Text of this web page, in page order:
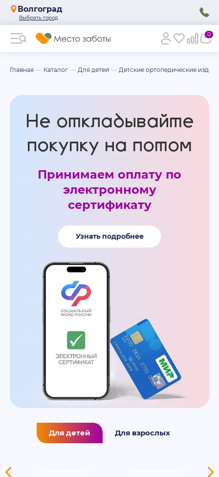
Волгоград
0
Главная Каталог Для детей Детские ортопедические
Не откладывайте
покупку на потом
Принимаем оплату по
электронному
сертификату
Узнать подробнее
Для детей Для взрослых